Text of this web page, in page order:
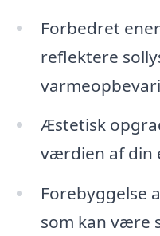
Forbedret
reflektere
Æstetisk
værdien af din
Forebyggelse
som kan være